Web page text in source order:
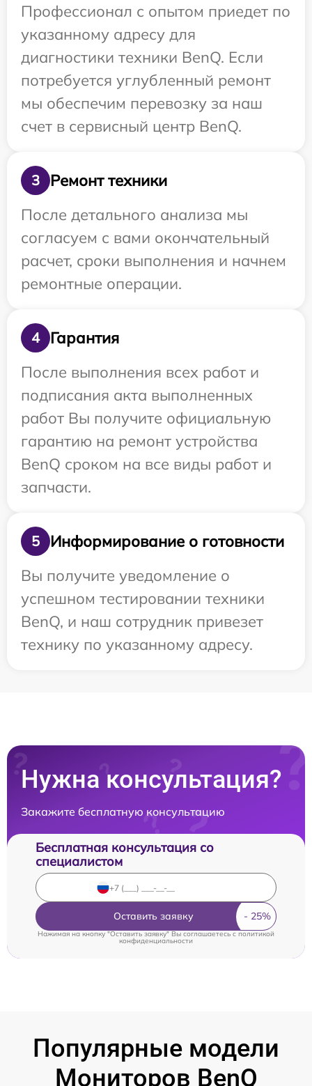
Профессионал с опытом приедет по
указанному адресу для
диагностики техники BenQ. Если
потребуется углубленный ремонт
мы обеспечим перевозку за наш
счет в сервисный центр BenQ.
3
Ремонт техники
После детального анализа мы
согласуем с вами окончательный
расчет, сроки выполнения и начнем
ремонтные операции.
4
Гарантия
После выполнения всех работ и
подписания акта выполненных
работ Вы получите официальную
гарантию на ремонт устройства
BenQ сроком на все виды работ и
запчасти.
5
Информирование о готовности
Вы получите уведомление о
успешном тестировании техники
BenQ, и наш сотрудник привезет
технику по указанному адресу.
Нужна консультация?
Закажите бесплатную консультацию
Бесплатная консультация со
специалистом
Оставить заявку
Нажимая на кнопку "Оставить заявку" Вы соглашаетесь c политикой
конфиденциальности
Популярные модели
Мониторов BenQ